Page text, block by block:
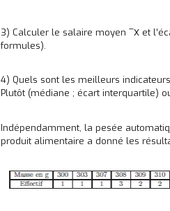
3) Calculer le salaire moyen –x et
formules).
4) Quels sont les meilleurs
Plutôt (médiane ; écart interquartile)
Indépendamment, la pesée
produit alimentaire a donné les